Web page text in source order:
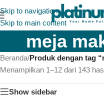
Skip to navigation
Skip to main content
meja
Beranda/Produk dengan tag
Menampilkan 1–12 dari 143
Show sidebar